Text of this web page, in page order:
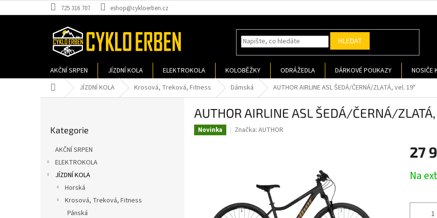
na
725 316 707 eshop@cykloerben.cz
HLEDAT
AKČNÍ SRPEN JÍZDNÍ KOLA ELEKTROKOLA KOLOBĚŽKY ODRÁŽEDLA DÁRKOVÉ POUKAZY NOSIČE
Domů JÍZDNÍ KOLA Krosová, Treková, Fitness Dámská AUTHOR AIRLINE ASL ŠEDÁ/ČERNÁ/ZLATÁ, vel. 19"
kategorie
Kategorie
AKČNÍ SRPEN
ELEKTROKOLA
JÍZDNÍ KOLA
Horská
Krosová, Treková, Fitness
Pánská
AUTHOR AIRLINE ASL ŠEDÁ/ČERNÁ/
Novinka Značka: AUTHOR
27
cena:
Na